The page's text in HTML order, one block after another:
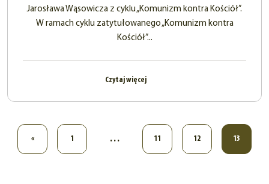
Jarosława Wąsowicza z cyklu „Komunizm kontra Kościół”.
W ramach cyklu zatytułowanego „Komunizm kontra
Kościół”...
Czytaj więcej
« 1 … 11 12 13